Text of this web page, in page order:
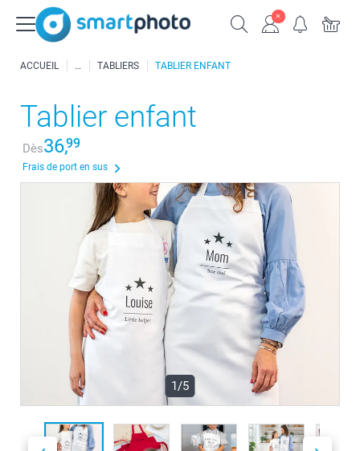
ACCUEIL TABLIERS TABLIER ENFANT
Tablier enfant
Dès36,99
Frais de port en sus
1/5